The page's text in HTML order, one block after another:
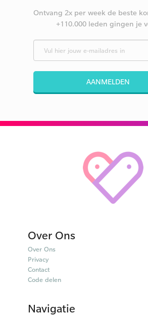
Ontvang 2x per week de beste
+110.000 leden gingen je
AANMELDEN
Over Ons
Over Ons
Privacy
Contact
Code delen
Navigatie